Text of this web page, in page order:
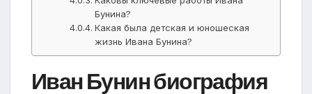
Бунина?
Какая была детская и юношеская
жизнь Ивана Бунина?
Иван Бунин биография